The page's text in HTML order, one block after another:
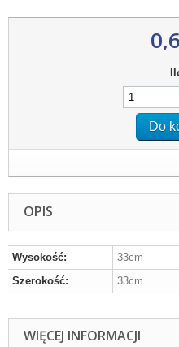
Do
OPIS
Wysokość:
33cm
Szerokość:
33cm
WIĘCEJ INFORMACJI